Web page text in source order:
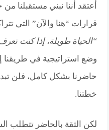
أعتقد أننا نبني مستقبلنا
قرارات “هنا والآن” التي
“الحياة طويلة، إذا كنت
وضع استراتيجية في طريقنا
حاضرنا بشكل كامل، فلن
خطتنا.
لكن الثقة بالحاضر تتطلب